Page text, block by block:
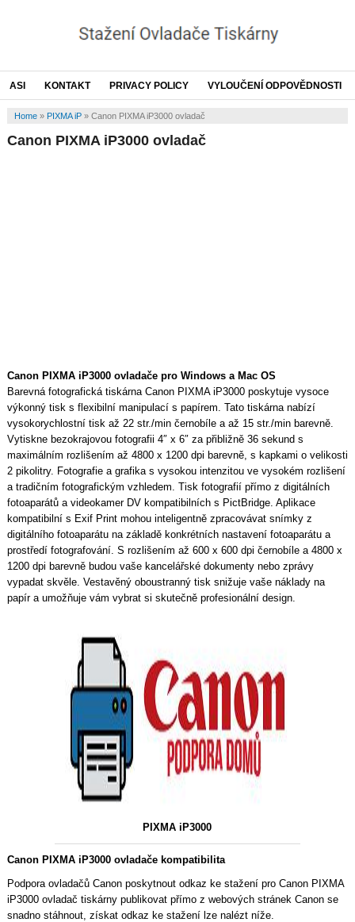
ASI KONTAKT PRIVACY POLICY VYLOUČENÍ ODPOVĚDNOSTI
Home» PIXMA iP» Canon PIXMA iP3000 ovladač
Canon PIXMA iP3000 ovladač
Canon PIXMA iP3000 ovladače pro Windows a Mac OS
Barevná fotografická tiskárna Canon PIXMA iP3000 poskytuje vysoce
výkonný tisk s flexibilní manipulací s papírem. Tato tiskárna nabízí
vysokorychlostní tisk až 22 str./min černobíle a až 15 str./min barevně.
Vytiskne bezokrajovou fotografii 4″ x 6″ za přibližně 36 sekund s
maximálním rozlišením až 4800 x 1200 dpi barevně, s kapkami o velikosti
2 pikolitry. Fotografie a grafika s vysokou intenzitou ve vysokém rozlišení
a tradičním fotografickým vzhledem. Tisk fotografií přímo z digitálních
fotoaparátů a videokamer DV kompatibilních s PictBridge. Aplikace
kompatibilní s Exif Print mohou inteligentně zpracovávat snímky z
digitálního fotoaparátu na základě konkrétních nastavení fotoaparátu a
prostředí fotografování. S rozlišením až 600 x 600 dpi černobíle a 4800 x
1200 dpi barevně budou vaše kancelářské dokumenty nebo zprávy
vypadat skvěle. Vestavěný oboustranný tisk snižuje vaše náklady na
papír a umožňuje vám vybrat si skutečně profesionální design.
PIXMA iP3000
Canon PIXMA iP3000 ovladače kompatibilita
Podpora ovladačů Canon poskytnout odkaz ke stažení pro Canon PIXMA
iP3000 ovladač tiskárny publikovat přímo z webových stránek Canon se
snadno stáhnout, získat odkaz ke stažení lze nalézt níže.